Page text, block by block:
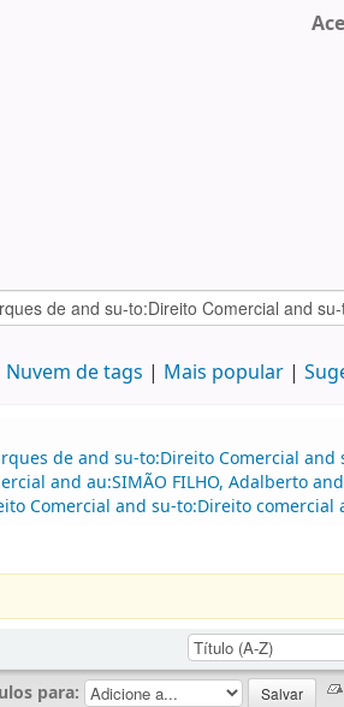
Nuvem de tags Mais popular
de and su-to:Direito Comercial
and au:SIMÃO FILHO, Adalberto
Comercial and su-to:Direito
para: